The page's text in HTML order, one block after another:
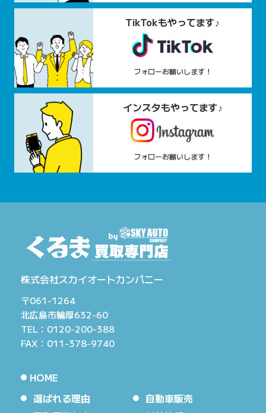
TikTokもやってます♪
フォローお願いします！
インスタもやってます♪
フォローお願いします！
株式会社スカイオートカンパニー
〒061-1264
北広島市輪厚632-60
TEL：0120-200-388
FAX：011-378-9740
HOME
選ばれる理由
自動車販売